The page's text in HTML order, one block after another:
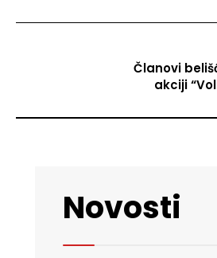
Članovi
akciji
Novosti